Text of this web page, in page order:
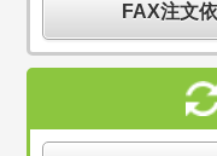
FAX注文